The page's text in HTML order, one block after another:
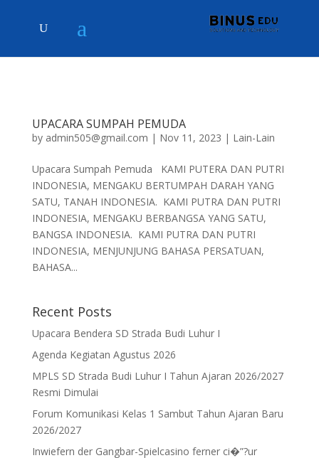
UPACARA SUMPAH PEMUDA
by admin505@gmail.com | Nov 11, 2023 | Lain-Lain
Upacara Sumpah Pemuda KAMI PUTERA DAN PUTRI
INDONESIA, MENGAKU BERTUMPAH DARAH YANG
SATU, TANAH INDONESIA. KAMI PUTRA DAN PUTRI
INDONESIA, MENGAKU BERBANGSA YANG SATU,
BANGSA INDONESIA. KAMI PUTRA DAN PUTRI
INDONESIA, MENJUNJUNG BAHASA PERSATUAN,
BAHASA...
Recent Posts
Upacara Bendera SD Strada Budi Luhur I
Agenda Kegiatan Agustus 2026
MPLS SD Strada Budi Luhur I Tahun Ajaran 2026/2027
Resmi Dimulai
Forum Komunikasi Kelas 1 Sambut Tahun Ajaran Baru
2026/2027
Inwiefern der Gangbar-Spielcasino ferner ci�”?ur